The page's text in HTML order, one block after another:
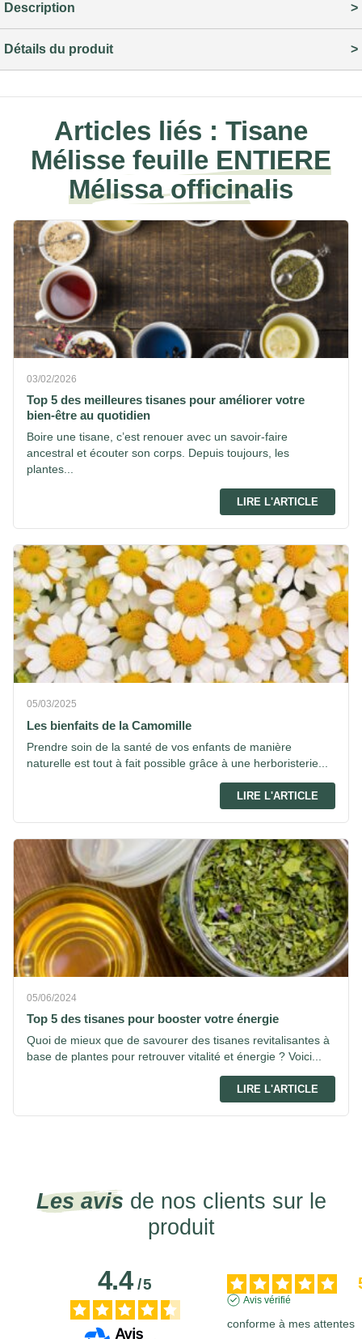
Description
Détails du produit
Articles liés : Tisane
Mélisse feuille ENTIERE
Mélissa officinalis
03/02/2026
Top 5 des meilleures tisanes pour améliorer votre
bien-être au quotidien
Boire une tisane, c’est renouer avec un savoir-faire
ancestral et écouter son corps. Depuis toujours, les
plantes...
LIRE L'ARTICLE
05/03/2025
Les bienfaits de la Camomille
Prendre soin de la santé de vos enfants de manière
naturelle est tout à fait possible grâce à une herboristerie...
LIRE L'ARTICLE
05/06/2024
Top 5 des tisanes pour booster votre énergie
Quoi de mieux que de savourer des tisanes revitalisantes à
base de plantes pour retrouver vitalité et énergie ? Voici...
LIRE L'ARTICLE
Les avis de nos clients sur le
produit
4.4/5
Avis vérifié
conforme à mes attentes